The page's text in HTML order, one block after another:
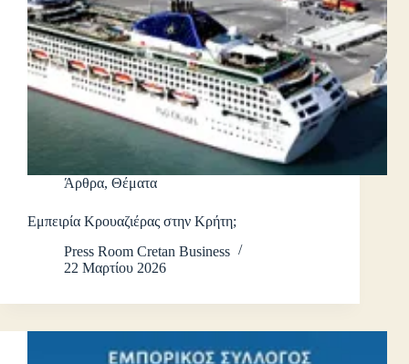
Άρθρα, Θέματα
Εμπειρία Κρουαζιέρας στην Κρήτη;
Press Room Cretan Business
22 Μαρτίου 2026